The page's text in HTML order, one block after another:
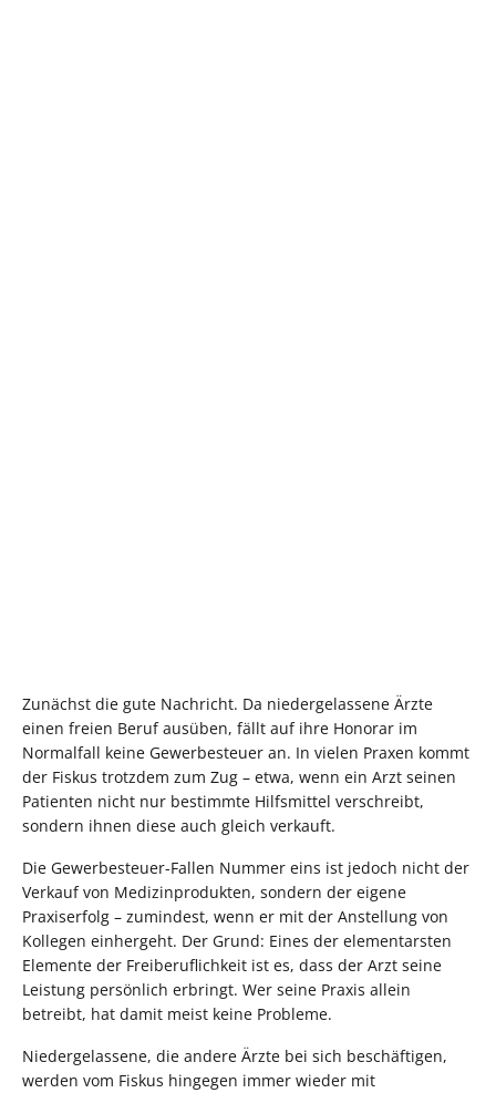
Zunächst die gute Nachricht. Da niedergelassene Ärzte
einen freien Beruf ausüben, fällt auf ihre Honorar im
Normalfall keine Gewerbesteuer an. In vielen Praxen kommt
der Fiskus trotzdem zum Zug – etwa, wenn ein Arzt seinen
Patienten nicht nur bestimmte Hilfsmittel verschreibt,
sondern ihnen diese auch gleich verkauft.
Die Gewerbesteuer-Fallen Nummer eins ist jedoch nicht der
Verkauf von Medizinprodukten, sondern der eigene
Praxiserfolg – zumindest, wenn er mit der Anstellung von
Kollegen einhergeht. Der Grund: Eines der elementarsten
Elemente der Freiberuflichkeit ist es, dass der Arzt seine
Leistung persönlich erbringt. Wer seine Praxis allein
betreibt, hat damit meist keine Probleme.
Niedergelassene, die andere Ärzte bei sich beschäftigen,
werden vom Fiskus hingegen immer wieder mit